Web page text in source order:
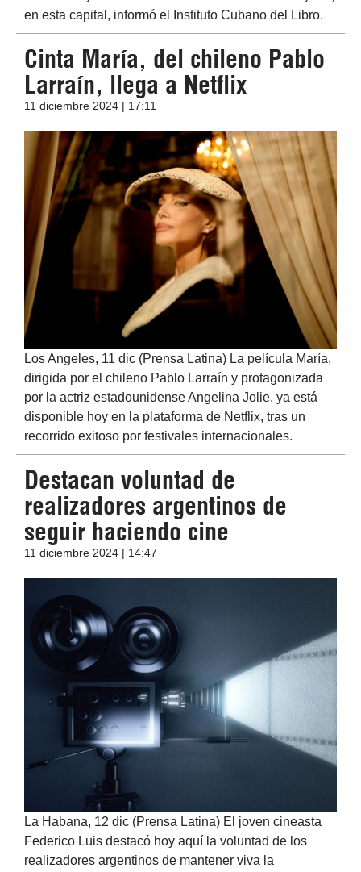
en esta capital, informó el Instituto Cubano del Libro.
Cinta María, del chileno Pablo
Larraín, llega a Netflix
11 diciembre 2024 | 17:11
Los Angeles, 11 dic (Prensa Latina) La película María,
dirigida por el chileno Pablo Larraín y protagonizada
por la actriz estadounidense Angelina Jolie, ya está
disponible hoy en la plataforma de Netflix, tras un
recorrido exitoso por festivales internacionales.
Destacan voluntad de
realizadores argentinos de
seguir haciendo cine
11 diciembre 2024 | 14:47
La Habana, 12 dic (Prensa Latina) El joven cineasta
Federico Luis destacó hoy aquí la voluntad de los
realizadores argentinos de mantener viva la